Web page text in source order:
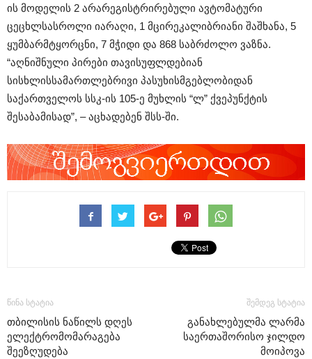
ის მოდელის 2 არარეგისტრირებული ავტომატური
ცეცხლსასროლი იარაღი, 1 მცირეკალიბრიანი შაშხანა, 5
ყუმბარმტყორცნი, 7 მჭიდი და 868 საბრძოლო ვაზნა.
“აღნიშნული პირები თავისუფლდებიან
სისხლისსამართლებრივი პასუხისმგებლობიდან
საქართველოს სსკ-ის 105-ე მუხლის “ლ” ქვეპუნქტის
შესაბამისად”, – აცხადებენ შსს-ში.
წინა სტატია
თბილისის ნაწილს დღეს
ელექტრომომარაგება
შეეზღუდება
შემდეგ სტატია
განახლებულმა ლარმა
საერთაშორისო ჯილდო
მოიპოვა